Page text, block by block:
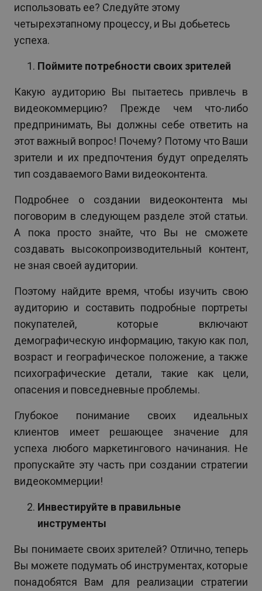
использовать ее? Следуйте этому
четырехэтапному процессу, и Вы добьетесь
успеха.
Поймите потребности своих зрителей
Какую аудиторию Вы пытаетесь привлечь в
видеокоммерцию? Прежде чем что-либо
предпринимать, Вы должны себе ответить на
этот важный вопрос! Почему? Потому что Ваши
зрители и их предпочтения будут определять
тип создаваемого Вами видеоконтента.
Подробнее о создании видеоконтента мы
поговорим в следующем разделе этой статьи.
А пока просто знайте, что Вы не сможете
создавать высокопроизводительный контент,
не зная своей аудитории.
Поэтому найдите время, чтобы изучить свою
аудиторию и составить подробные портреты
покупателей, которые включают
демографическую информацию, такую как пол,
возраст и географическое положение, а также
психографические детали, такие как цели,
опасения и повседневные проблемы.
Глубокое понимание своих идеальных
клиентов имеет решающее значение для
успеха любого маркетингового начинания. Не
пропускайте эту часть при создании стратегии
видеокоммерции!
Инвестируйте в правильные
инструменты
Вы понимаете своих зрителей? Отлично, теперь
Вы можете подумать об инструментах, которые
понадобятся Вам для реализации стратегии